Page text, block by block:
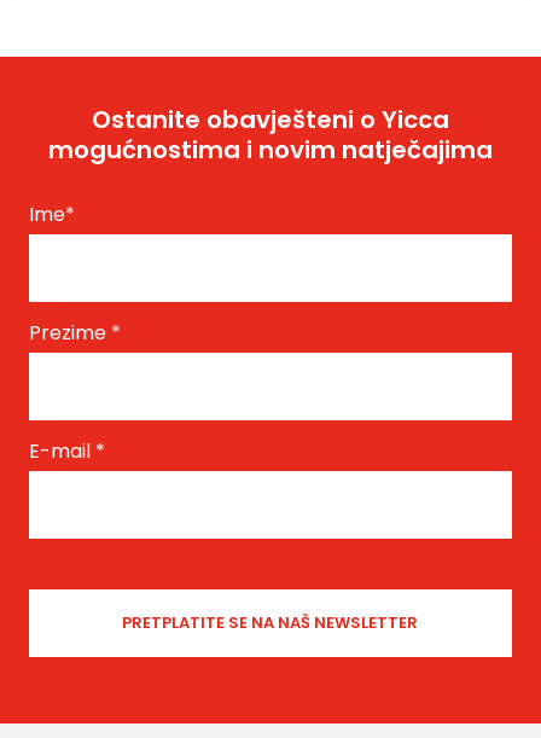
Ostanite obavješteni o Yicca
mogućnostima i novim natječajima
Ime*
Prezime *
E-mail *